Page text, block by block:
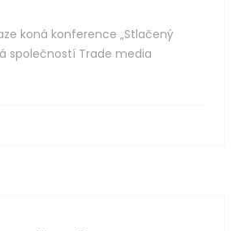
koná konference „Stlačený
společností Trade media